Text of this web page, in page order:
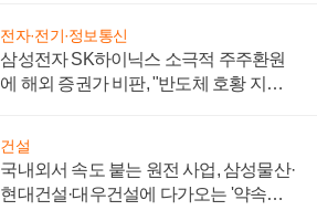
전자·전기·정보통신
삼성전자 SK하이닉스 소극적 주주환원
에 해외 증권가 비판, "반도체 호황 지속
건설
국내외서 속도 붙는 원전 사업, 삼성물산·
현대건설·대우건설에 다가오는 '약속의